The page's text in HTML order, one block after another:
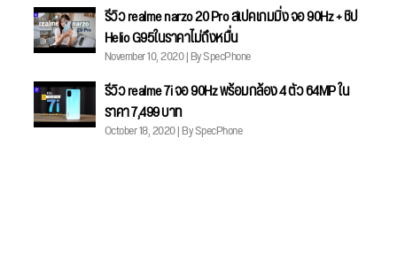
รีวิว realme narzo 20 Pro สเปคเกมมิ่ง จอ 90Hz + ชิป
Helio G95ในราคาไม่ถึงหมื่น
November 10, 2020 | By SpecPhone
รีวิว realme 7i จอ 90Hz พร้อมกล้อง 4 ตัว 64MP ใน
ราคา 7,499 บาท
October 18, 2020 | By SpecPhone